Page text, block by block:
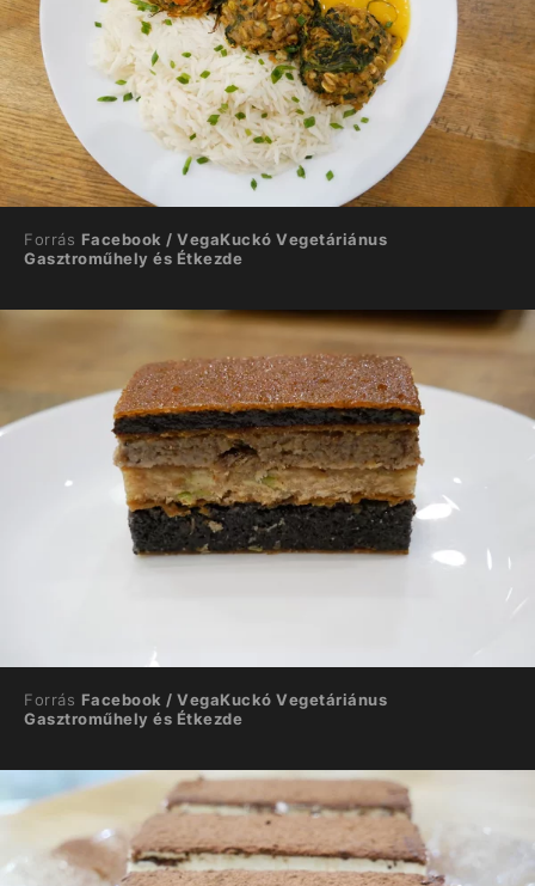
Forrás Facebook / VegaKuckó Vegetáriánus
Gasztroműhely és Étkezde
Forrás Facebook / VegaKuckó Vegetáriánus
Gasztroműhely és Étkezde